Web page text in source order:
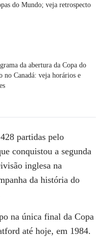
do Mundo; veja retrospecto
da abertura da Copa do
no Canadá: veja horários e
partidas pelo
conquistou a segunda
inglesa na
da história do
na única final da Copa
até hoje, em 1984.